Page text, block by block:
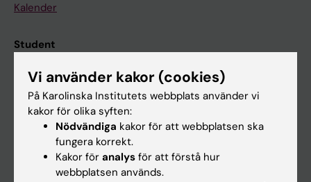
Kalender
Student
Ladok
Canvas
Schema
Studentmejlen
Kurs- och programwebbar
Vi använder kakor (cookies)
På Karolinska Institutets webbplats använder vi
kakor för olika syften:
Nödvändiga kakor för att webbplatsen ska
fungera korrekt.
Kakor för analys för att förstå hur
webbplatsen används.